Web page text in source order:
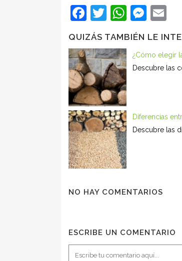
Facebook
Twitter
QUIZÁS TAMBIÉN LE
¿Cómo elegir
Descubre las
Diferencias
Descubre las
NO HAY COMENTARIOS
ESCRIBE UN COMENTARIO